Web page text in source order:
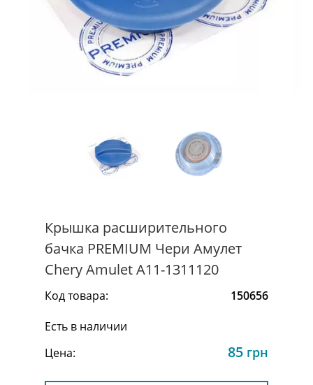
Крышка расширительного
бачка PREMIUM Чери Амулет
Chery Amulet A11-1311120
Код товара:
150656
Есть в наличии
Цена:
85 грн